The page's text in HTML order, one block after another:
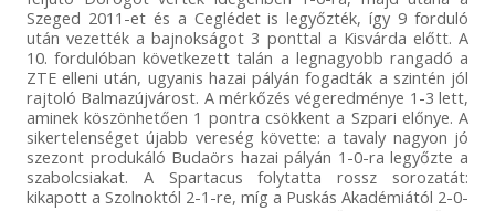
Szeged 2011-et és a Ceglédet is legyőzték, így 9 forduló
után vezették a bajnokságot 3 ponttal a Kisvárda előtt. A
10. fordulóban következett talán a legnagyobb rangadó a
ZTE elleni után, ugyanis hazai pályán fogadták a szintén jól
rajtoló Balmazújvárost. A mérkőzés végeredménye 1-3 lett,
aminek köszönhetően 1 pontra csökkent a Szpari előnye. A
sikertelenséget újabb vereség követte: a tavaly nagyon jó
szezont produkáló Budaörs hazai pályán 1-0-ra legyőzte a
szabolcsiakat. A Spartacus folytatta rossz sorozatát:
kikapott a Szolnoktól 2-1-re, míg a Puskás Akadémiától 2-0-